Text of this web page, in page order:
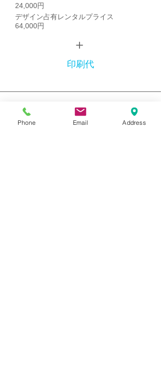
24,000円
デザイン占有レンタルプライス
64,000円
＋
印刷代
Phone Email Address